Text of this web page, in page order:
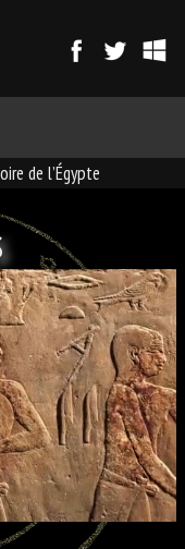
de l’Égypte